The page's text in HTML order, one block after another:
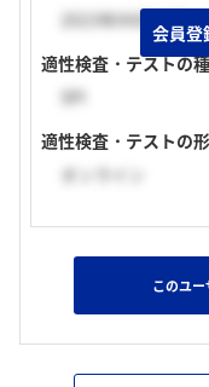
2023年04月上旬
適性検査・テストの
SPI
適性検査・テストの
オンライン
会員登
このユ